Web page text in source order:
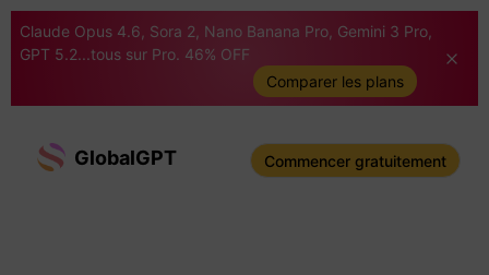
Claude Opus 4.6, Sora 2, Nano Banana Pro, Gemini 3 Pro,
GPT 5.2...tous sur Pro. 46% OFF
Comparer les plans
GlobalGPT Commencer gratuitement